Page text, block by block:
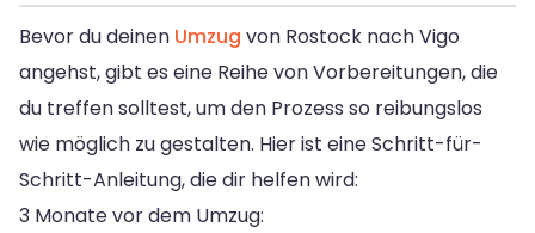
Bevor du deinen Umzug von Rostock nach Vigo
angehst, gibt es eine Reihe von Vorbereitungen, die
du treffen solltest, um den Prozess so reibungslos
wie möglich zu gestalten. Hier ist eine Schritt-für-
Schritt-Anleitung, die dir helfen wird:
3 Monate vor dem Umzug: